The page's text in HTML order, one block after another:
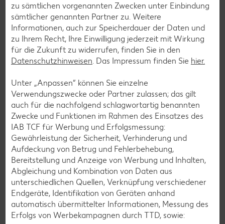
Schokokuchen-Rezepte
Torten-Rezepte
Eis-Rezepte
Pfannkuchen-Rezepte
Smoothie-Rezepte
Bowle-Rezepte
Cocktail-Rezepte
Avocado-Rezepte
Erdbeer-Rezepte
Blaubeer-Rezepte
Bananen-Rezepte
zu sämtlichen vorgenannten Zwecken unter Einbindung
sämtlicher genannten Partner zu. Weitere
Informationen, auch zur Speicherdauer der Daten und
zu Ihrem Recht, Ihre Einwilligung jederzeit mit Wirkung
für die Zukunft zu widerrufen, finden Sie in den
Datenschutzhinweisen . Das Impressum finden Sie hier.
Unter „Anpassen“ können Sie einzelne
Verwendungszwecke oder Partner zulassen; das gilt
auch für die nachfolgend schlagwortartig benannten
Zwecke und Funktionen im Rahmen des Einsatzes des
IAB TCF für Werbung und Erfolgsmessung:
Gewährleistung der Sicherheit, Verhinderung und
Aufdeckung von Betrug und Fehlerbehebung,
Bereitstellung und Anzeige von Werbung und Inhalten,
Abgleichung und Kombination von Daten aus
unterschiedlichen Quellen, Verknüpfung verschiedener
Endgeräte, Identifikation von Geräten anhand
automatisch übermittelter Informationen, Messung des
Erfolgs von Werbekampagnen durch TTD, sowie: